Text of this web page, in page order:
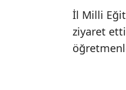
İl Milli
ziyaret